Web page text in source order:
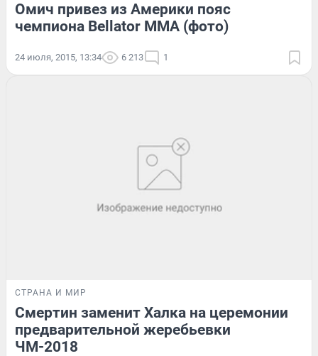
Омич привез из Америки пояс
чемпиона Bellator MMA (фото)
24 июля, 2015, 13:34 6 213 1
СТРАНА И МИР
Смертин заменит Халка на церемонии
предварительной жеребьевки
ЧМ-2018